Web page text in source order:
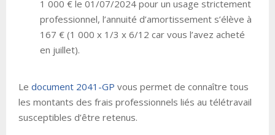
1 000 € le 01/07/2024 pour un usage strictement
professionnel, l’annuité d’amortissement s’élève à
167 € (1 000 x 1/3 x 6/12 car vous l’avez acheté
en juillet).
Le document 2041-GP vous permet de connaître tous
les montants des frais professionnels liés au télétravail
susceptibles d’être retenus.